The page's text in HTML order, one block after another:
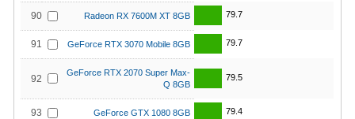
90 Radeon RX 7600M XT 8GB 79.7
91 GeForce RTX 3070 Mobile 8GB 79.7
92
GeForce RTX 2070 Super Max-
Q 8GB
79.5
93 GeForce GTX 1080 8GB 79.4